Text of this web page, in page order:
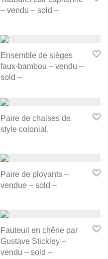
– vendu – sold –
Ensemble de sièges
faux-bambou – vendu –
sold –
Paire de chaises de
style colonial.
Paire de ployants –
vendue – sold –
Fauteuil en chêne par
Gustave Stickley –
vendu – sold –